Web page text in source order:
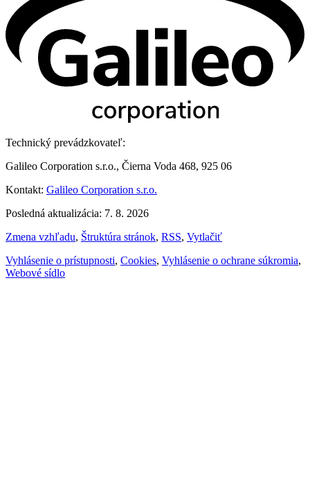
Technický prevádzkovateľ:
Galileo Corporation s.r.o., Čierna Voda 468, 925 06
Kontakt: Galileo Corporation s.r.o.
Posledná aktualizácia: 7. 8. 2026
Zmena vzhľadu, Štruktúra stránok, RSS, Vytlačiť
Vyhlásenie o prístupnosti, Cookies, Vyhlásenie o ochrane súkromia,
Webové sídlo